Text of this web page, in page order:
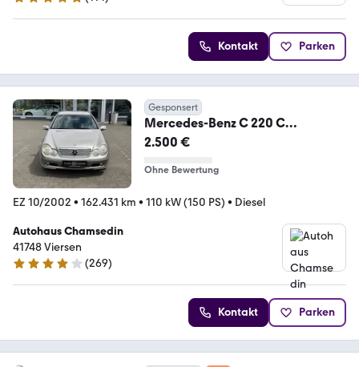
4.9 Sterne
Kontakt Parken
Gesponsert
Mercedes-Benz C 220 C
Sportcoupe C 220 CDI
2.500 €
Ohne Bewertung
EZ 10/2002 • 162.431 km • 110 kW (150 PS) • Diesel
Autohaus Chamsedin
41748 Viersen
4.1 Sterne
(269)
Kontakt Parken